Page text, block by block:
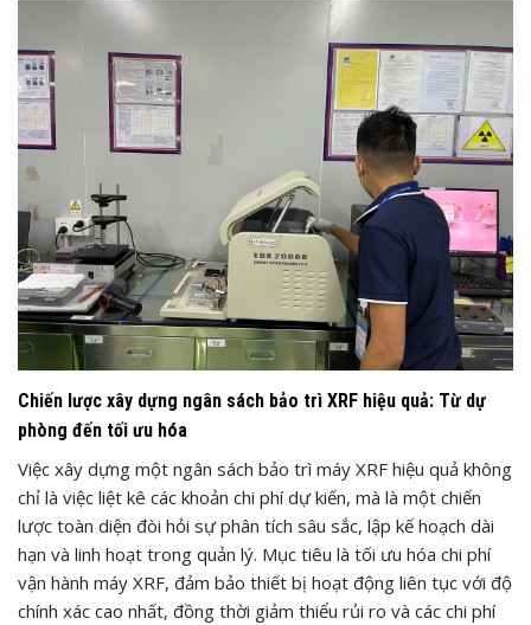
Chiến lược xây dựng ngân sách bảo trì XRF hiệu quả: Từ dự
phòng đến tối ưu hóa
Việc xây dựng một ngân sách bảo trì máy XRF hiệu quả không
chỉ là việc liệt kê các khoản chi phí dự kiến, mà là một chiến
lược toàn diện đòi hỏi sự phân tích sâu sắc, lập kế hoạch dài
hạn và linh hoạt trong quản lý. Mục tiêu là tối ưu hóa chi phí
vận hành máy XRF, đảm bảo thiết bị hoạt động liên tục với độ
chính xác cao nhất, đồng thời giảm thiểu rủi ro và các chi phí